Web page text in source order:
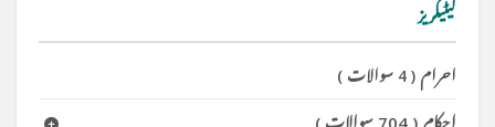
کیٹیگریز
احرام ( 4 سوالات )
احکام ( 704 سوالات )